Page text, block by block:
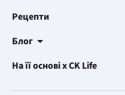
Рецепти
Блог
На її основі x CK Life